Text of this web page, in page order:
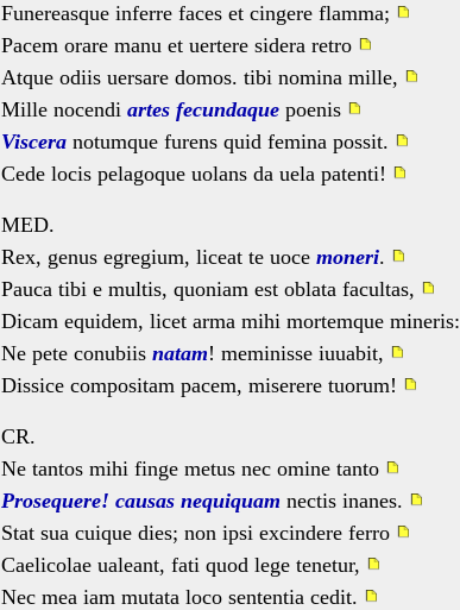
Funereasque inferre faces et cingere flamma;
Pacem orare manu et uertere sidera retro
Atque odiis uersare domos. tibi nomina mille,
Mille nocendi artes fecundaque poenis
Viscera notumque furens quid femina possit.
Cede locis pelagoque uolans da uela patenti!
MED.
Rex, genus egregium, liceat te uoce moneri.
Pauca tibi e multis, quoniam est oblata facultas,
Dicam equidem, licet arma mihi mortemque mineris:
Ne pete conubiis natam! meminisse iuuabit,
Dissice compositam pacem, miserere tuorum!
CR.
Ne tantos mihi finge metus nec omine tanto
Prosequere! causas nequiquam nectis inanes.
Stat sua cuique dies; non ipsi excindere ferro
Caelicolae ualeant, fati quod lege tenetur,
Nec mea iam mutata loco sententia cedit.